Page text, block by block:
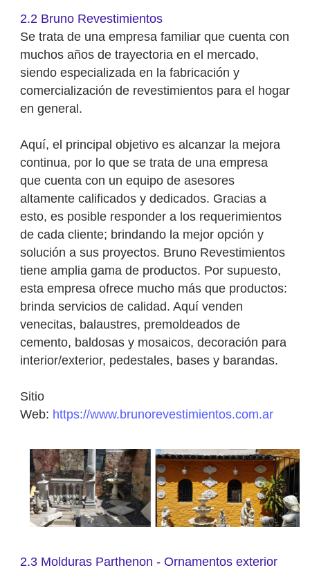
2.2 Bruno Revestimientos
Se trata de una empresa familiar que cuenta con
muchos años de trayectoria en el mercado,
siendo especializada en la fabricación y
comercialización de revestimientos para el hogar
en general.
Aquí, el principal objetivo es alcanzar la mejora
continua, por lo que se trata de una empresa
que cuenta con un equipo de asesores
altamente calificados y dedicados. Gracias a
esto, es posible responder a los requerimientos
de cada cliente; brindando la mejor opción y
solución a sus proyectos. Bruno Revestimientos
tiene amplia gama de productos. Por supuesto,
esta empresa ofrece mucho más que productos:
brinda servicios de calidad. Aquí venden
venecitas, balaustres, premoldeados de
cemento, baldosas y mosaicos, decoración para
interior/exterior, pedestales, bases y barandas.
Sitio
Web: https://www.brunorevestimientos.com.ar
2.3 Molduras Parthenon - Ornamentos exterior